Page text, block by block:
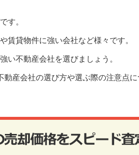
す。
賃貸物件に強い会社など様々です。
い不動産会社を選びましょう。
産会社の選び方や選ぶ際の注意点